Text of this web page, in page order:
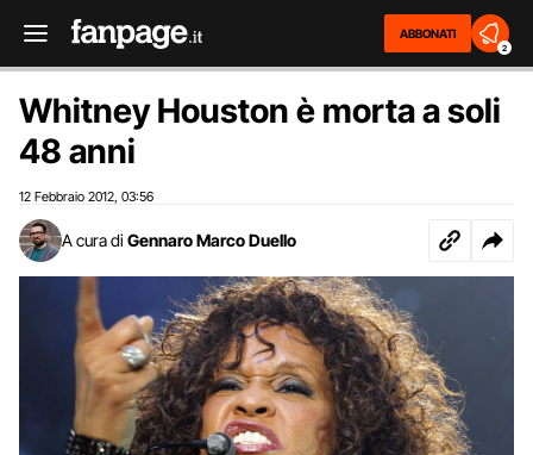
ABBONATI
2
Whitney Houston è morta a soli
48 anni
12 Febbraio 2012 03:56
A cura di Gennaro Marco Duello